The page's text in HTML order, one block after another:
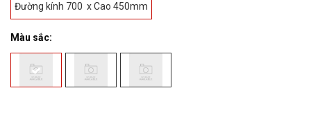
Đường kính 700 x Cao 450mm
Màu sắc: